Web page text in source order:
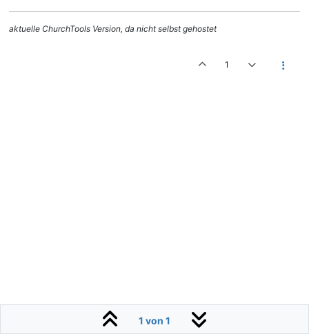
aktuelle ChurchTools Version, da nicht selbst gehostet
1
1 von 1